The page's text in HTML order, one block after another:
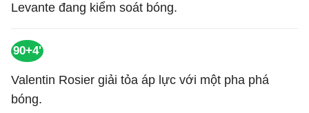
Levante đang kiểm soát bóng.
90+4'
Valentin Rosier giải tỏa áp lực với một pha phá
bóng.